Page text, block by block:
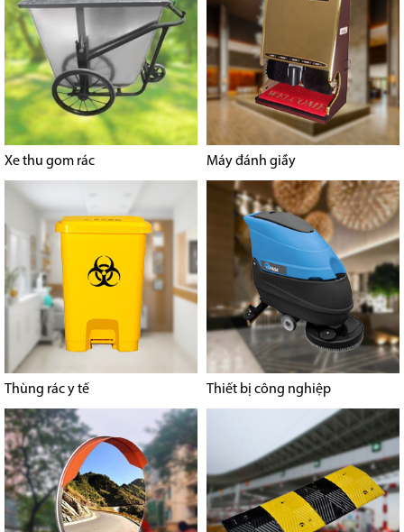
Xe thu gom rác Máy đánh giầy
Thùng rác y tế Thiết bị công nghiệp